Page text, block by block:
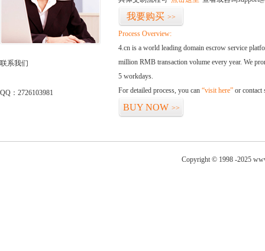
联系我们
QQ：2726103981
我要购买 >>
Process Overview:
4.cn is a world leading domain escrow service
million RMB transaction volume every year. We
5 workdays.
For detailed process, you can “visit here” or contact
BUY NOW >>
Copyright © 1998 -2025